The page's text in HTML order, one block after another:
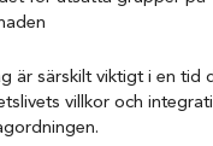
är särskilt viktigt i en tid
villkor och